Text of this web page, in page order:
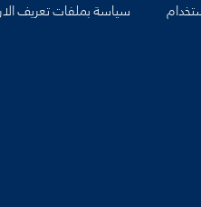
سياسة بملفات تعريف